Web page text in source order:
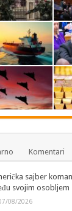
Komentari
sajber
svojim
08/2026